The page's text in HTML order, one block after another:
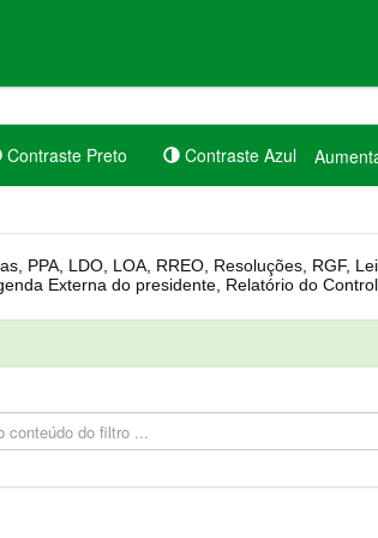
Contraste Preto Contraste Azul